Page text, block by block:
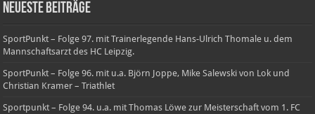
Neueste Beiträge
SportPunkt – Folge 97. mit Trainerlegende Hans-Ulrich Thomale u. dem
Mannschaftsarzt des HC Leipzig.
SportPunkt – Folge 96. mit u.a. Björn Joppe, Mike Salewski von Lok und
Christian Kramer – Triathlet
Sportpunkt – Folge 94. u.a. mit Thomas Löwe zur Meisterschaft vom 1. FC